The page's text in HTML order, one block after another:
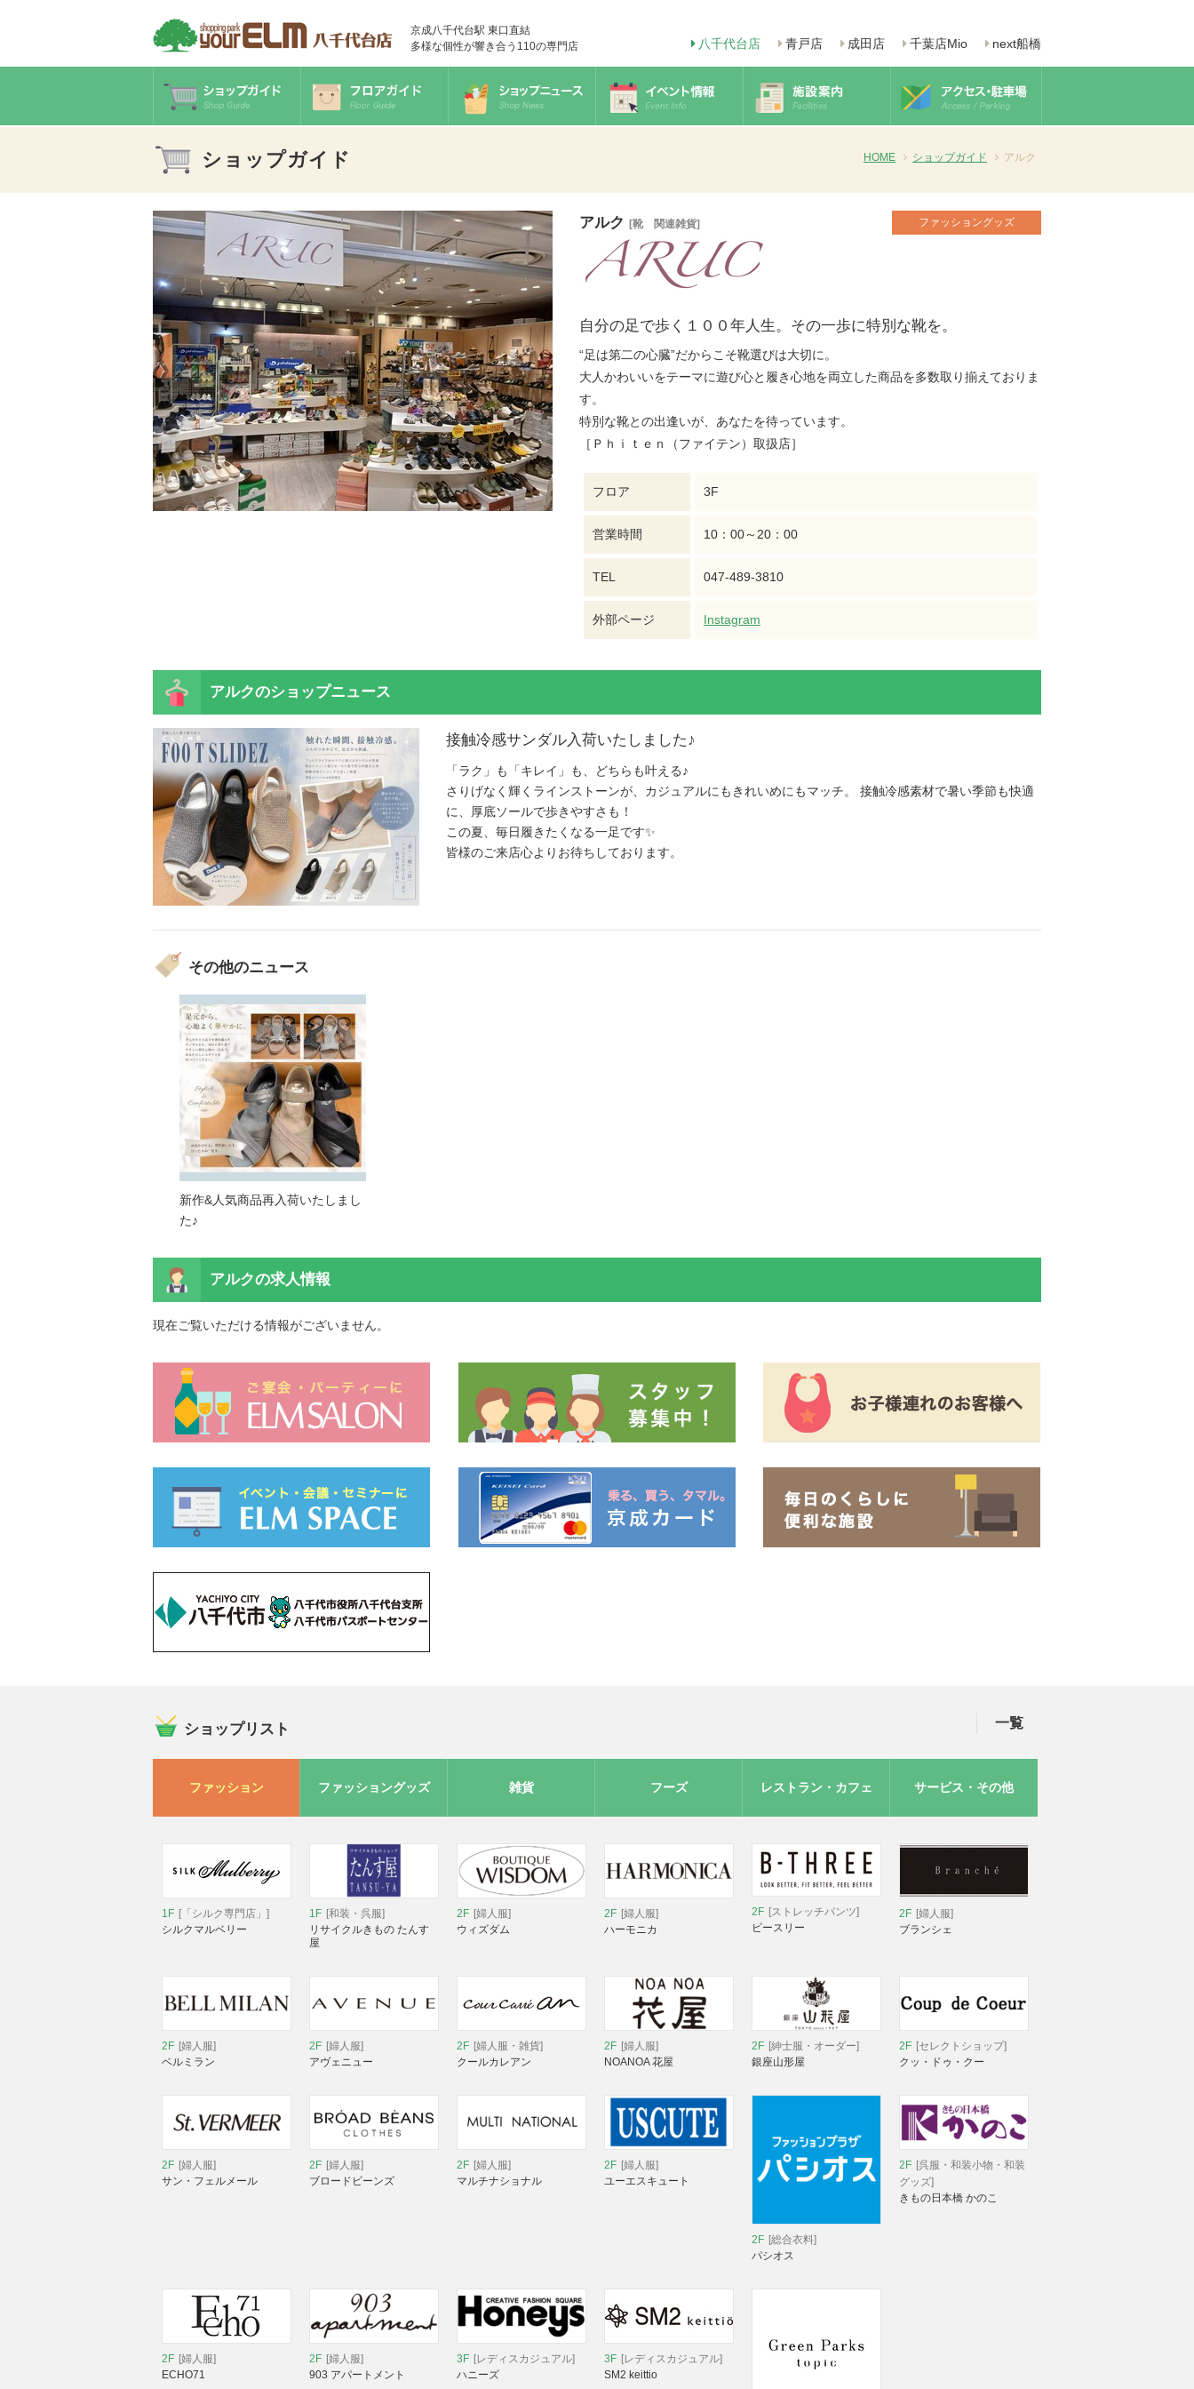
京成八千代台駅 東口直結
多様な個性が響き合う110の専門店
next船橋
千葉店Mio
成田店
青戸店
八千代台店
ショップガイド HOME ショップガイド アルク
アルク [靴 関連雑貨] ファッショングッズ
自分の足で歩く１００年人生。その一歩に特別な靴を。
“足は第二の心臓”だからこそ靴選びは大切に。
大人かわいいをテーマに遊び心と履き心地を両立した商品を多数取り揃えておりま
す。
特別な靴との出逢いが、あなたを待っています。
［Ｐｈｉｔｅｎ（ファイテン）取扱店］
フロア 3F
営業時間 10：00～20：00
TEL 047-489-3810
外部ページ Instagram
アルクのショップニュース
接触冷感サンダル入荷いたしました♪
「ラク」も「キレイ」も、どちらも叶える♪
さりげなく輝くラインストーンが、カジュアルにもきれいめにもマッチ。 接触冷感素材で暑い季節も快適
に、厚底ソールで歩きやすさも！
この夏、毎日履きたくなる一足です✨
皆様のご来店心よりお待ちしております。
その他のニュース
新作&人気商品再入荷いたしまし
た♪
アルクの求人情報
現在ご覧いただける情報がございません。
ショップリスト 一覧
ファッション ファッショングッズ 雑貨 フーズ レストラン・カフェ サービス・その他
1F [「シルク専門店」]
シルクマルベリー
1F [和装・呉服]
リサイクルきもの たんす
屋
2F [婦人服]
ウィズダム
2F [婦人服]
ハーモニカ
2F [ストレッチパンツ]
ビースリー
2F [婦人服]
ブランシェ
2F [婦人服]
ベルミラン
2F [婦人服]
アヴェニュー
2F [婦人服・雑貨]
クールカレアン
2F [婦人服]
NOANOA 花屋
2F [紳士服・オーダー]
銀座山形屋
2F [セレクトショップ]
クッ・ドゥ・クー
2F [婦人服]
サン・フェルメール
2F [婦人服]
ブロードビーンズ
2F [婦人服]
マルチナショナル
2F [婦人服]
ユーエスキュート
2F [総合衣料]
パシオス
2F [呉服・和装小物・和装
グッズ]
きもの日本橋 かのこ
2F [婦人服]
ECHO71
2F [婦人服]
903 アパートメント
3F [レディスカジュアル]
ハニーズ
3F [レディスカジュアル]
SM2 keittio